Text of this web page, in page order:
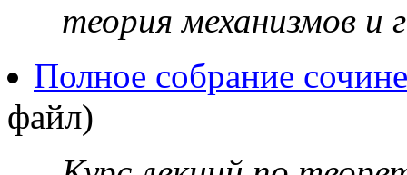
теория механизмов и
Полное собрание
файл)